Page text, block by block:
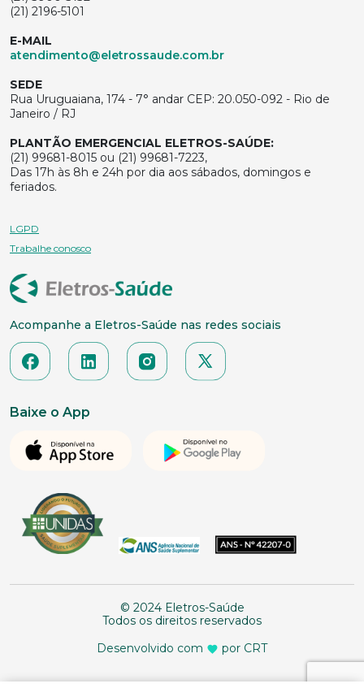
(21) 2196-5101
E-MAIL
atendimento@eletrossaude.com.br
SEDE
Rua Uruguaiana, 174 - 7° andar CEP: 20.050-092 - Rio de
Janeiro / RJ
PLANTÃO EMERGENCIAL ELETROS-SAÚDE:
(21) 99681-8015 ou (21) 99681-7223,
Das 17h às 8h e 24h por dia aos sábados, domingos e
feriados.
LGPD
Trabalhe conosco
Acompanhe a Eletros-Saúde nas redes sociais
Baixe o App
© 2024 Eletros-Saúde
Todos os direitos reservados
Desenvolvido com
por CRT